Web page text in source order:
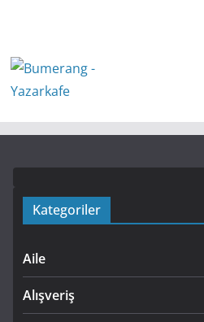
Kategoriler
Aile
Alışveriş